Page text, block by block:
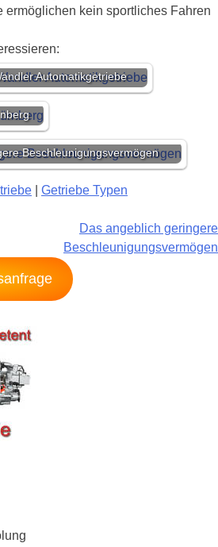
ermöglichen kein sportliches Fahren
Automatikgetriebe
Beschleunigungsvermögen
Getriebe Typen
Das angeblich geringere
Beschleunigungsvermögen